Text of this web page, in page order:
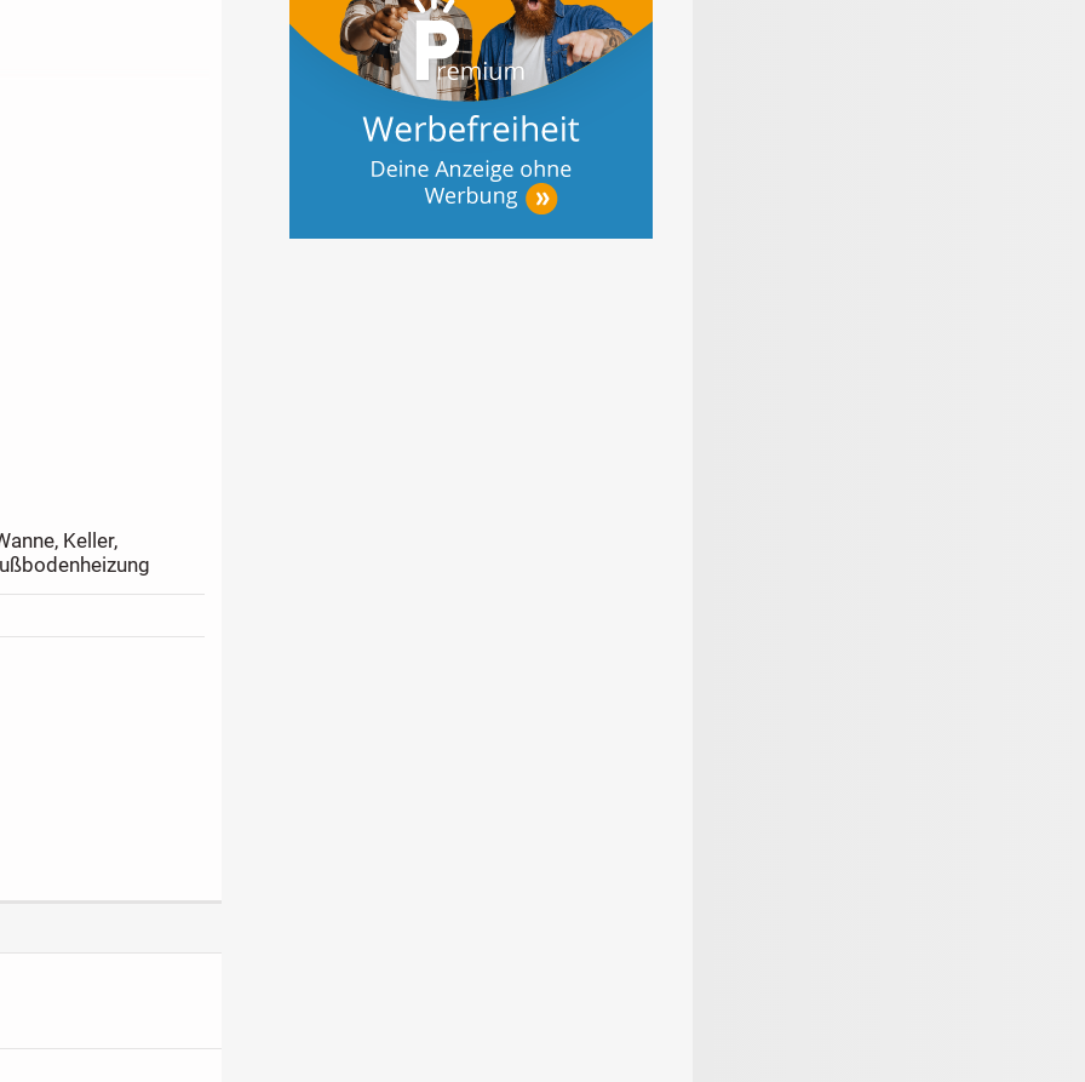
Kinderzimmer,
WC, Waschtisch,
HWR
als auch
Keller,